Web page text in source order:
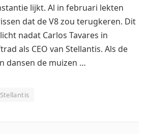
lijkt. Al in februari lekten
dat de V8 zou terugkeren. Dit
nadat Carlos Tavares in
als CEO van Stellantis. Als de
dansen de muizen …
Stellantis